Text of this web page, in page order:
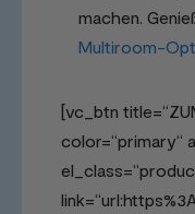
machen.
Multiroom-
[vc_btn
color=“primary“